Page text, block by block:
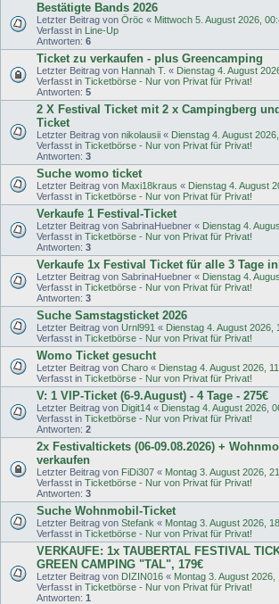
Bestätigte Bands 2026
Letzter Beitrag von Öröc « Mittwoch 5. August 2026,
Verfasst in Line-Up
Antworten: 6
Ticket zu verkaufen - plus Greencamping
Letzter Beitrag von Hannah T. « Dienstag 4. August
Verfasst in Ticketbörse - Nur von Privat für Privat!
Antworten: 5
2 X Festival Ticket mit 2 x Campingberg
Ticket
Letzter Beitrag von nikolausii « Dienstag 4. August
Verfasst in Ticketbörse - Nur von Privat für Privat!
Antworten: 3
Suche womo ticket
Letzter Beitrag von Maxi18kraus « Dienstag 4. August
Verfasst in Ticketbörse - Nur von Privat für Privat!
Verkaufe 1 Festival-Ticket
Letzter Beitrag von SabrinaHuebner « Dienstag 4.
Verfasst in Ticketbörse - Nur von Privat für Privat!
Antworten: 3
Verkaufe 1x Festival Ticket für alle 3 Tage
Letzter Beitrag von SabrinaHuebner « Dienstag 4.
Verfasst in Ticketbörse - Nur von Privat für Privat!
Antworten: 3
Suche Samstagsticket 2026
Letzter Beitrag von Urnl991 « Dienstag 4. August 2026,
Verfasst in Ticketbörse - Nur von Privat für Privat!
Womo Ticket gesucht
Letzter Beitrag von Charo « Dienstag 4. August 2026,
Verfasst in Ticketbörse - Nur von Privat für Privat!
V: 1 VIP-Ticket (6-9.August) - 4 Tage - 275€
Letzter Beitrag von Digit14 « Dienstag 4. August 2026,
Verfasst in Ticketbörse - Nur von Privat für Privat!
Antworten: 2
2x Festivaltickets (06-09.08.2026) +
verkaufen
Letzter Beitrag von FiDi307 « Montag 3. August 2026,
Verfasst in Ticketbörse - Nur von Privat für Privat!
Antworten: 3
Suche Wohnmobil-Ticket
Letzter Beitrag von Stefank « Montag 3. August 2026,
Verfasst in Ticketbörse - Nur von Privat für Privat!
VERKAUFE: 1x TAUBERTAL FESTIVAL
GREEN CAMPING "TAL", 179€
Letzter Beitrag von DIZIN016 « Montag 3. August 2026,
Verfasst in Ticketbörse - Nur von Privat für Privat!
Antworten: 1